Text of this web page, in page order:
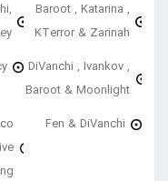
Baroot , Katarina ,
KTerror & Zarinah
DiVanchi , Ivankov ,
Baroot & Moonlight
Fen & DiVanchi